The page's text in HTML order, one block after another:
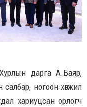
Хурлын дарга А.Баяр,
ногоон хөгжил
хариуцсан орлогч